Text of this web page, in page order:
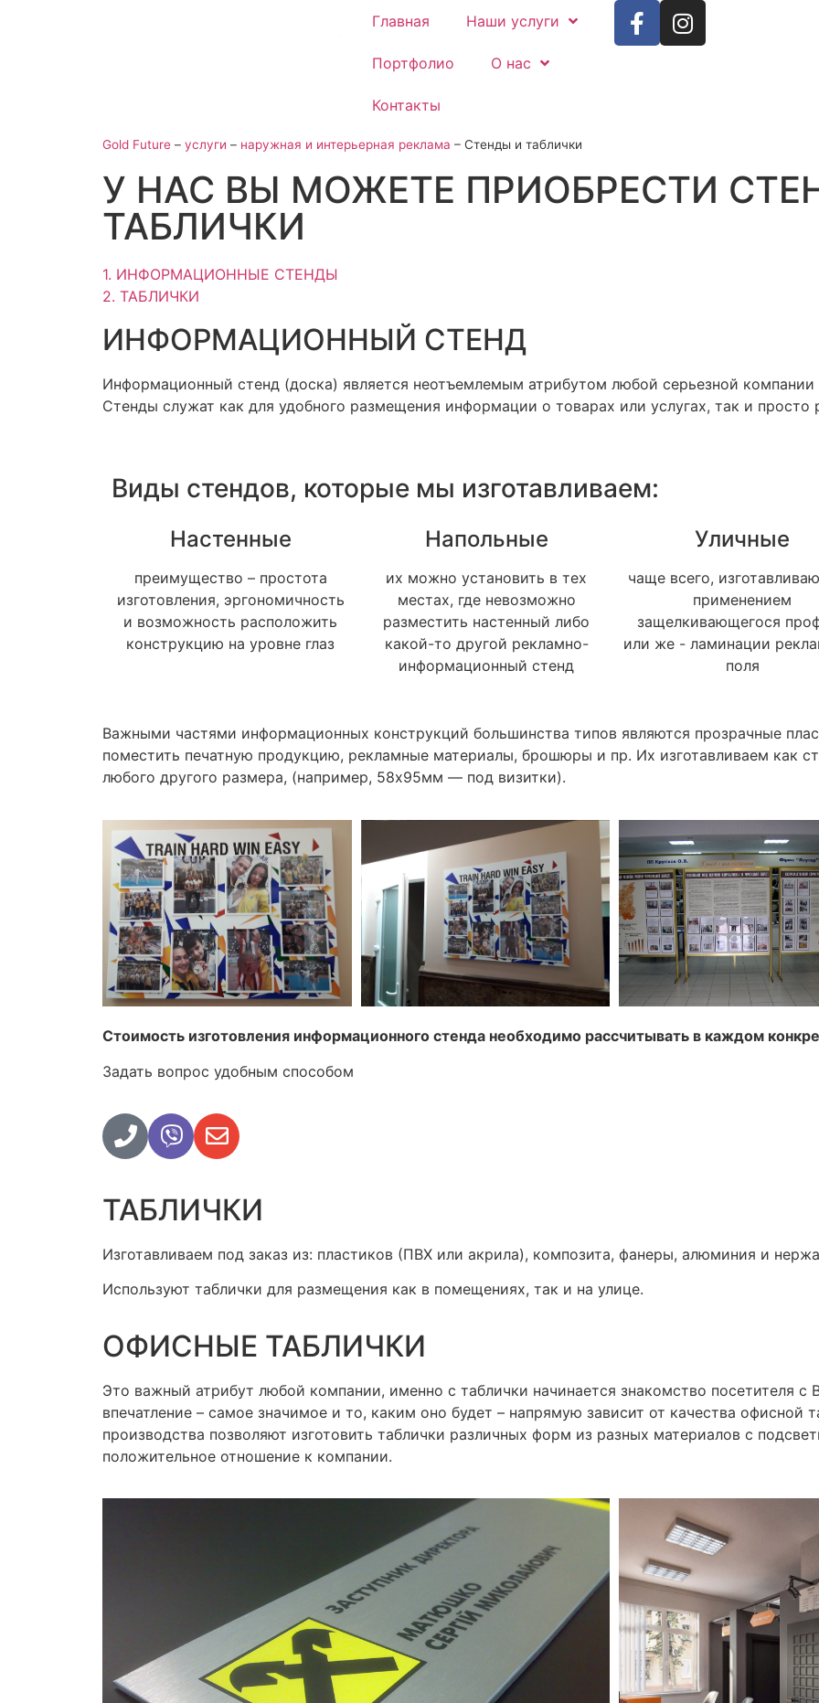
Главная Наши услуги
Портфолио О нас
Контакты
Gold Future – услуги – наружная и интерьерная реклама – Стенды и таблички
У НАС ВЫ МОЖЕТЕ ПРИОБРЕСТИ
ТАБЛИЧКИ
1. ИНФОРМАЦИОННЫЕ СТЕНДЫ
2. ТАБЛИЧКИ
ИНФОРМАЦИОННЫЙ СТЕНД
Информационный стенд (доска) является неотъемлемым атрибутом любой серьезной компании
Стенды служат как для удобного размещения информации о товарах или услугах, так и просто
Виды стендов, которые мы изготавливаем:
Настенные
преимущество – простота
изготовления, эргономичность
и возможность расположить
конструкцию на уровне глаз
Напольные
их можно установить в тех
местах, где невозможно
разместить настенный либо
какой-то другой рекламно-
информационный стенд
Уличные
чаще всего,
применением
защелкивающегося
или же - ламинации
поля
Важными частями информационных конструкций большинства типов являются прозрачные
поместить печатную продукцию, рекламные материалы, брошюры и пр. Их изготавливаем как
любого другого размера, (например, 58х95мм — под визитки).
Стоимость изготовления информационного стенда необходимо рассчитывать в каждом
Задать вопрос удобным способом
ТАБЛИЧКИ
Изготавливаем под заказ из: пластиков (ПВХ или акрила), композита, фанеры, алюминия и
Используют таблички для размещения как в помещениях, так и на улице.
ОФИСНЫЕ ТАБЛИЧКИ
Это важный атрибут любой компании, именно с таблички начинается знакомство посетителя
впечатление – самое значимое и то, каким оно будет – напрямую зависит от качества офисной
производства позволяют изготовить таблички различных форм из разных материалов с
положительное отношение к компании.